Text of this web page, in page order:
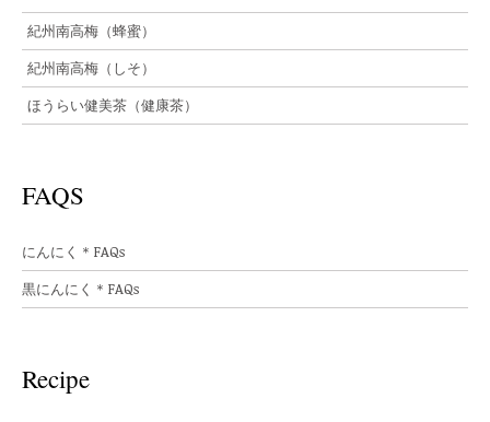
紀州南高梅（蜂蜜）
紀州南高梅（しそ）
ほうらい健美茶（健康茶）
FAQS
にんにく＊FAQs
黒にんにく＊FAQs
Recipe